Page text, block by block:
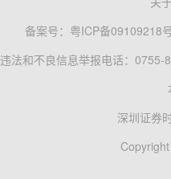
备案号： 粤ICP备09109218
违法和不良信息举报电话：0755-
深圳证券